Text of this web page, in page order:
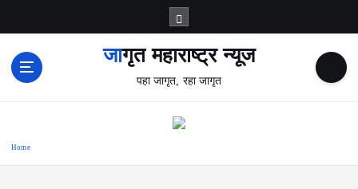
जागृत महाराष्ट्र न्यूज
पहा जागृत, रहा जागृत
Home